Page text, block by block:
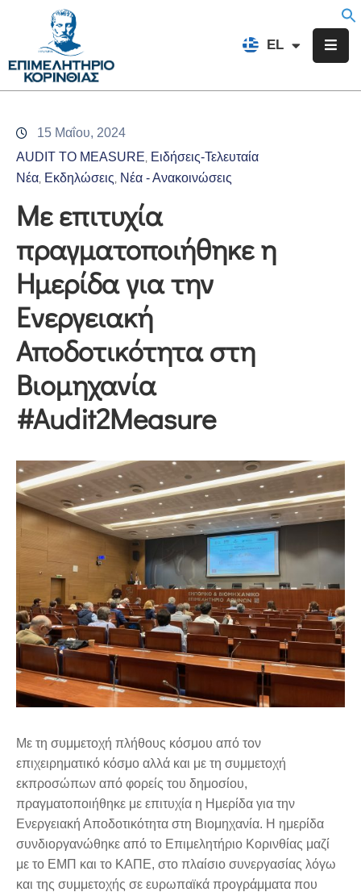
EL
FR
Επιμελητήριο
Υπηρεσίες
Προγράμματα
Δράσεις
Εκδηλώσεις
Επικοινωνία
15 Μαΐου, 2024
AUDIT TO MEASURE Ειδήσεις-Τελευταία
Νέα Εκδηλώσεις Νέα - Ανακοινώσεις
Με επιτυχία
πραγματοποιήθηκε η
Ημερίδα για την
Ενεργειακή
Αποδοτικότητα στη
Βιομηχανία
#Audit2Measure
Με τη συμμετοχή πλήθους κόσμου από τον
επιχειρηματικό κόσμο αλλά και με τη συμμετοχή
εκπροσώπων από φορείς του δημοσίου,
πραγματοποιήθηκε με επιτυχία η Ημερίδα για την
Ενεργειακή Αποδοτικότητα στη Βιομηχανία. Η ημερίδα
συνδιοργανώθηκε από το Επιμελητήριο Κορινθίας μαζί
με το ΕΜΠ και το ΚΑΠΕ, στο πλαίσιο συνεργασίας λόγω
και της συμμετοχής σε ευρωπαϊκά προγράμματα που